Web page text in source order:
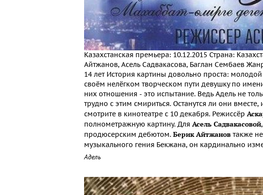
Казахстанская премьера: 10.12.2015 Страна:
Айтжанов, Асель Садвакасова, Баглан Сембаев
14 лет История картины довольно проста:
своём нелёгком творческом пути девушку по
них отношения - это испытание. Ведь Адель не
трудно с этим смириться. Останутся ли они
смотрите в кинотеатре с 10 декабря. Режиссёр
полнометражную картину. Для Асель Садвакасовой
продюсерским дебютом. Берик Айтжанов также
музыкального гения Бекжана, он кардинально
Адель